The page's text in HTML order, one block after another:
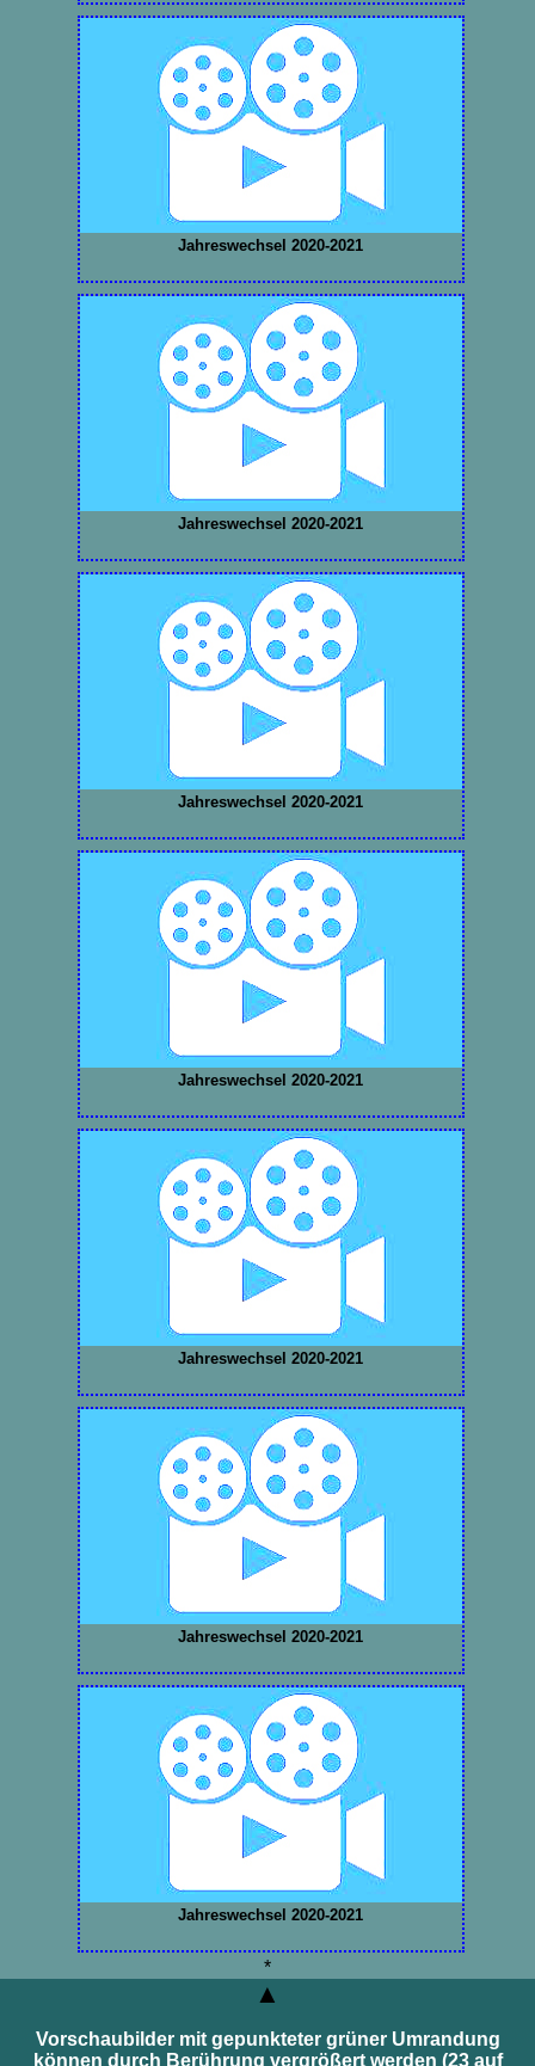
Jahreswechsel 2020-2021
Jahreswechsel 2020-2021
Jahreswechsel 2020-2021
Jahreswechsel 2020-2021
Jahreswechsel 2020-2021
Jahreswechsel 2020-2021
Jahreswechsel 2020-2021
*
▲
Vorschaubilder mit gepunkteter grüner Umrandung
können durch Berührung vergrößert werden (23 auf